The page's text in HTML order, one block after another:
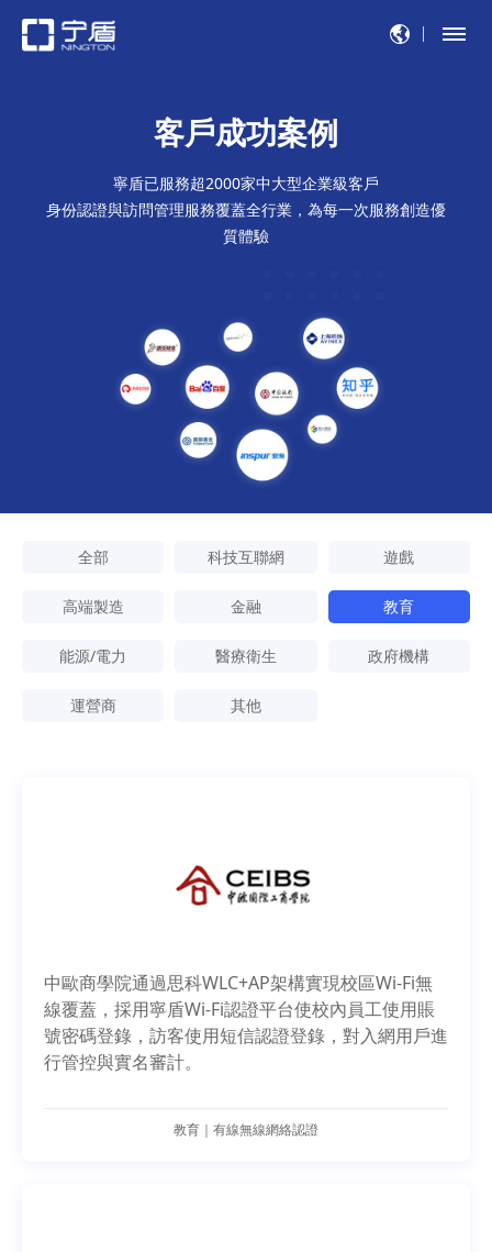
客戶成功案例
寧盾已服務超2000家中大型企業級客戶
身份認證與訪問管理服務覆蓋全行業，為每一次服務創造優
質體驗
全部 科技互聯網 遊戲
高端製造 金融 教育
能源/電力 醫療衛生 政府機構
運營商 其他
中歐商學院通過思科WLC+AP架構實現校區Wi-Fi無
線覆蓋，採用寧盾Wi-Fi認證平台使校內員工使用賬
號密碼登錄，訪客使用短信認證登錄，對入網用戶進
行管控與實名審計。
教育｜有線無線網絡認證